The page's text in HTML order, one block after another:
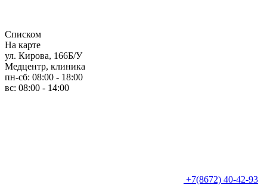
Списком
На карте
ул. Кирова, 166Б/У
Медцентр, клиника
пн-сб: 08:00 - 18:00
вс: 08:00 - 14:00
+7(8672) 40-42-93